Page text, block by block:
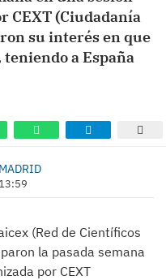
CEXT (Ciudadanía
su interés en que
a España
(Red de Científicos
la pasada semana
por CEXT